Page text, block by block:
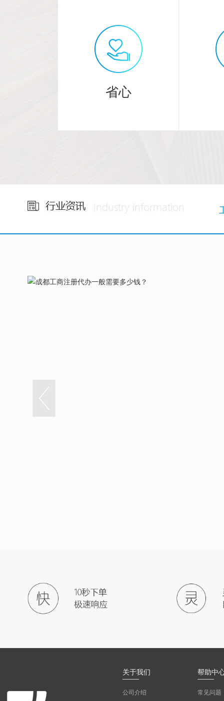
专业
3000余人精英团队
提供专业服务！
20
省心
省心
24小时免费咨询
集团
关于我们
公司介绍
帮助中
常见问题